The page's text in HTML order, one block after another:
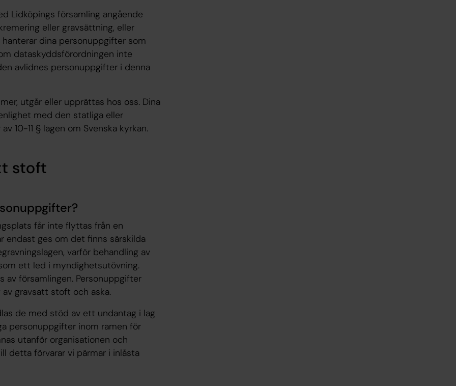
Lidköpings församling angående
eller gravsättning, eller
dina personuppgifter som
dataskyddsförordningen inte
avlidnes personuppgifter i denna
utgår eller upprättas hos oss. Dina
med den statliga eller
10-11 § lagen om Svenska kyrkan.
stoft
får inte flyttas från en
endast ges om det finns särskilda
varför behandling av
ett led i myndighetsutövning.
församlingen. Personuppgifter
gravsatt stoft och aska.
de med stöd av ett undantag i lag
personuppgifter inom ramen för
utanför organisationen och
detta förvarar vi pärmar i inlåsta